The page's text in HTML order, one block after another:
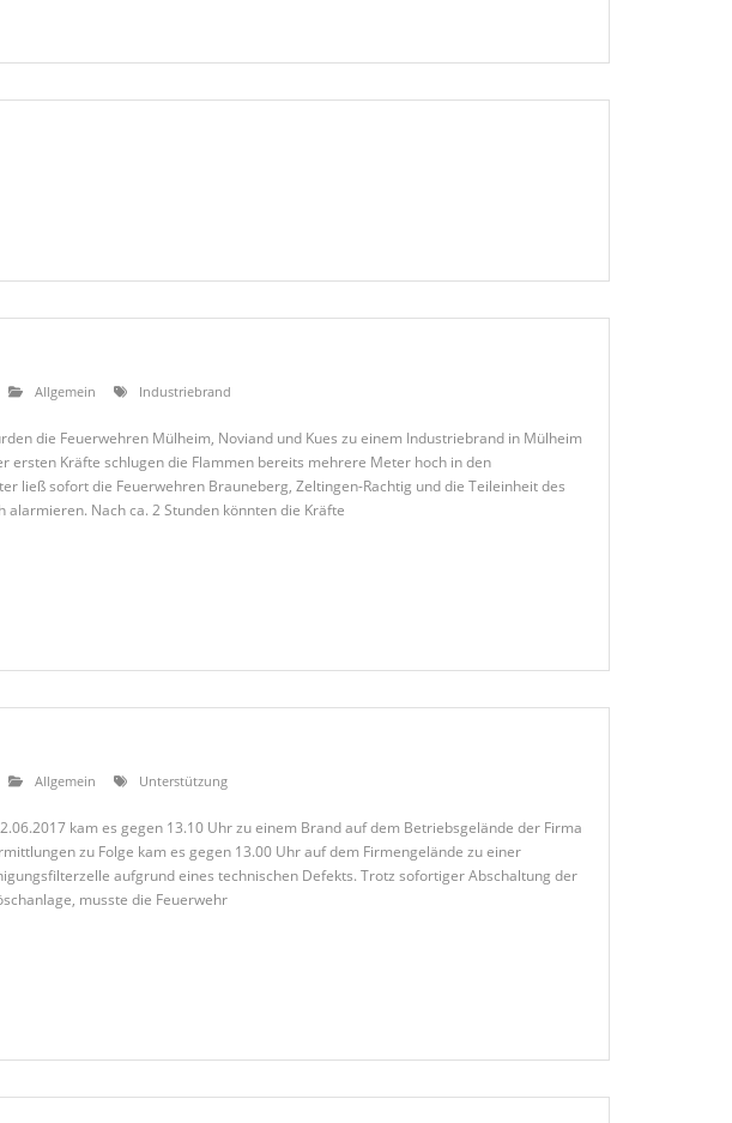
Allgemein Industriebrand
die Feuerwehren Mülheim, Noviand und Kues zu einem Industriebrand in Mülheim
ersten Kräfte schlugen die Flammen bereits mehrere Meter hoch in den
ließ sofort die Feuerwehren Brauneberg, Zeltingen-Rachtig und die Teileinheit des
alarmieren. Nach ca. 2 Stunden könnten die Kräfte
Allgemein Unterstützung
kam es gegen 13.10 Uhr zu einem Brand auf dem Betriebsgelände der Firma
zu Folge kam es gegen 13.00 Uhr auf dem Firmengelände zu einer
aufgrund eines technischen Defekts. Trotz sofortiger Abschaltung der
musste die Feuerwehr